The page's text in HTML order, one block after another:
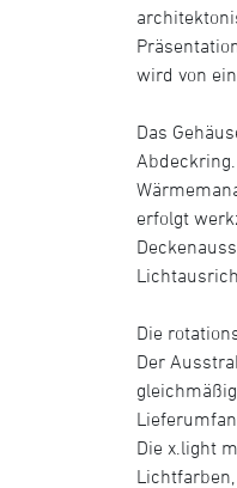
wird von
Das
erfolgt
Die
Der
Die x.light